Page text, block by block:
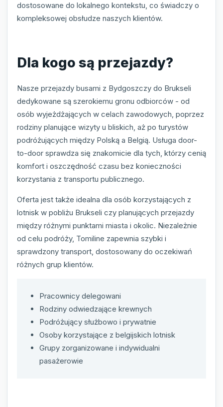
dostosowane do lokalnego kontekstu, co świadczy o
kompleksowej obsłudze naszych klientów.
Dla kogo są przejazdy?
Nasze przejazdy busami z Bydgoszczy do Brukseli
dedykowane są szerokiemu gronu odbiorców - od
osób wyjeżdżających w celach zawodowych, poprzez
rodziny planujące wizyty u bliskich, aż po turystów
podróżujących między Polską a Belgią. Usługa door-
to-door sprawdza się znakomicie dla tych, którzy cenią
komfort i oszczędność czasu bez konieczności
korzystania z transportu publicznego.
Oferta jest także idealna dla osób korzystających z
lotnisk w pobliżu Brukseli czy planujących przejazdy
między różnymi punktami miasta i okolic. Niezależnie
od celu podróży, Tomiline zapewnia szybki i
sprawdzony transport, dostosowany do oczekiwań
różnych grup klientów.
Pracownicy delegowani
Rodziny odwiedzające krewnych
Podróżujący służbowo i prywatnie
Osoby korzystające z belgijskich lotnisk
Grupy zorganizowane i indywidualni
pasażerowie